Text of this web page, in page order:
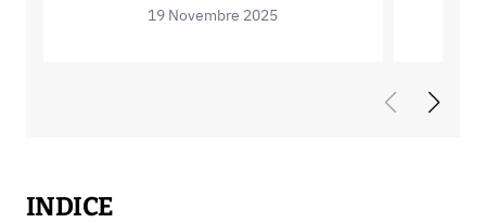
19 Novembre 2025
INDICE